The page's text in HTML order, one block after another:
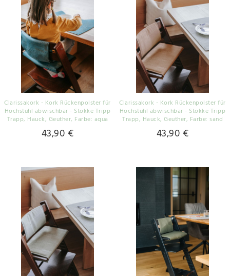
Clarissakork - Kork Rückenpolster für
Hochstuhl abwischbar - Stokke Tripp
Trapp, Hauck, Geuther, Farbe: aqua
43,90 €
Clarissakork - Kork Rückenpolster für
Hochstuhl abwischbar - Stokke Tripp
Trapp, Hauck, Geuther, Farbe: sand
43,90 €